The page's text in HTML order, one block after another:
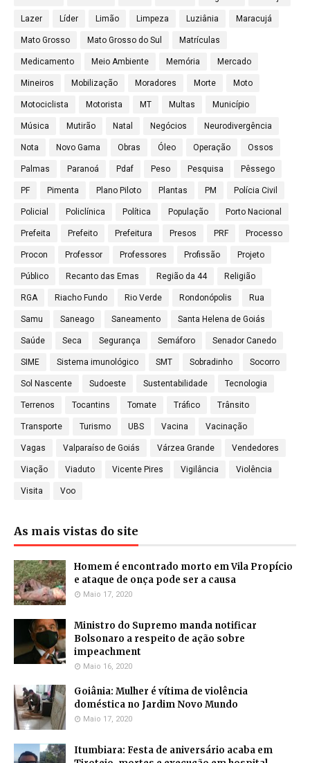
Lazer Líder Limão Limpeza Luziânia Maracujá
Mato Grosso Mato Grosso do Sul Matrículas
Medicamento Meio Ambiente Memória Mercado
Mineiros Mobilização Moradores Morte Moto
Motociclista Motorista MT Multas Município
Música Mutirão Natal Negócios Neurodivergência
Nota Novo Gama Obras Óleo Operação Ossos
Palmas Paranoá Pdaf Peso Pesquisa Pêssego
PF Pimenta Plano Piloto Plantas PM Polícia Civil
Policial Policlínica Política População Porto Nacional
Prefeita Prefeito Prefeitura Presos PRF Processo
Procon Professor Professores Profissão Projeto
Público Recanto das Emas Região da 44 Religião
RGA Riacho Fundo Rio Verde Rondonópolis Rua
Samu Saneago Saneamento Santa Helena de Goiás
Saúde Seca Segurança Semáforo Senador Canedo
SIME Sistema imunológico SMT Sobradinho Socorro
Sol Nascente Sudoeste Sustentabilidade Tecnologia
Terrenos Tocantins Tomate Tráfico Trânsito
Transporte Turismo UBS Vacina Vacinação
Vagas Valparaíso de Goiás Várzea Grande Vendedores
Viação Viaduto Vicente Pires Vigilância Violência
Visita Voo
As mais vistas do site
Homem é encontrado morto em Vila Propício
e ataque de onça pode ser a causa
Maio 17, 2020
Ministro do Supremo manda notificar
Bolsonaro a respeito de ação sobre
impeachment
Maio 16, 2020
Goiânia: Mulher é vítima de violência
doméstica no Jardim Novo Mundo
Maio 17, 2020
Itumbiara: Festa de aniversário acaba em